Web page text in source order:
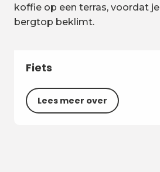
koffie op een terras, voordat je
bergtop beklimt.
Fiets
Lees meer over